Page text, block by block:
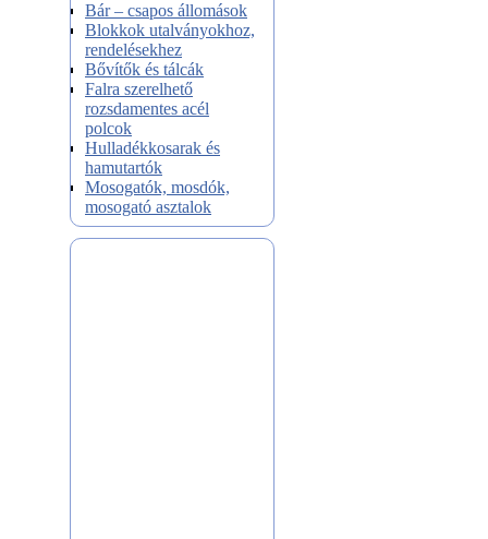
Bár – csapos állomások
Blokkok utalványokhoz,
rendelésekhez
Bővítők és tálcák
Falra szerelhető
rozsdamentes acél
polcok
Hulladékkosarak és
hamutartók
Mosogatók, mosdók,
mosogató asztalok